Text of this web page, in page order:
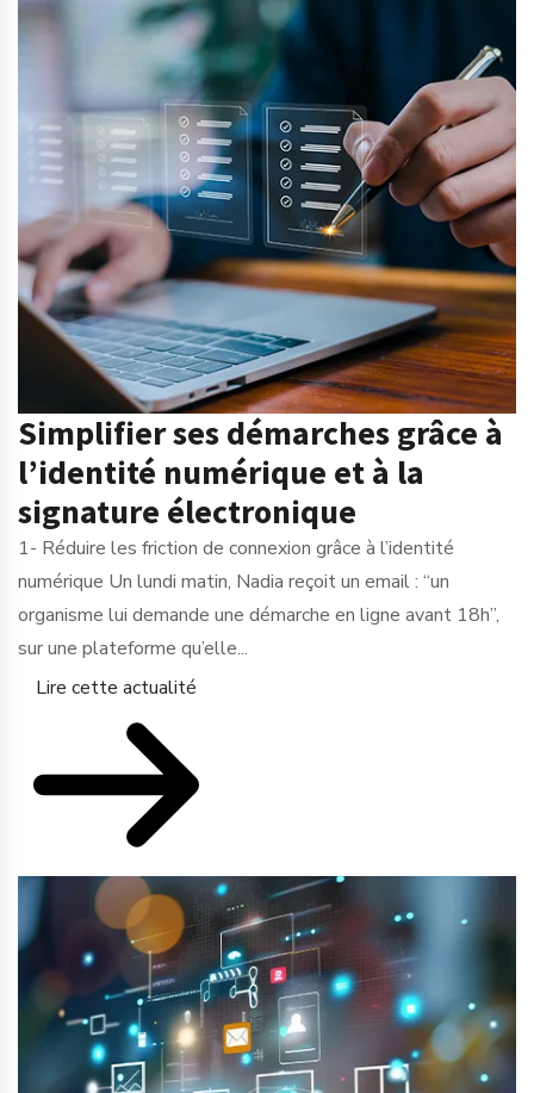
Simplifier ses démarches grâce à
l’identité numérique et à la
signature électronique
1- Réduire les friction de connexion grâce à l’identité
numérique Un lundi matin, Nadia reçoit un email : “un
organisme lui demande une démarche en ligne avant 18h”,
sur une plateforme qu’elle...
Lire cette actualité